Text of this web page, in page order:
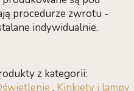
procedurze zwrotu -
indywidualnie.
z kategorii:
, Kinkiety i lampy